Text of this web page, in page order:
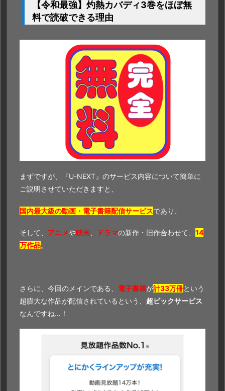
【令和最強】灼熱カバディ3巻をほぼ無
料で読破できる理由
まずですが、『U-NEXT』のサービス内容について簡単に
ご説明させていただきますと、
国内最大級の動画・電子書籍配信サービスであり、
そして、 アニメや映画 ドラマの新作・旧作合わせて、 14
万作品。
さらに、今回のメインである、 電子書籍が計33万冊という
超膨大な作品が配信されているという、 超ビックサービス
なんですね…！